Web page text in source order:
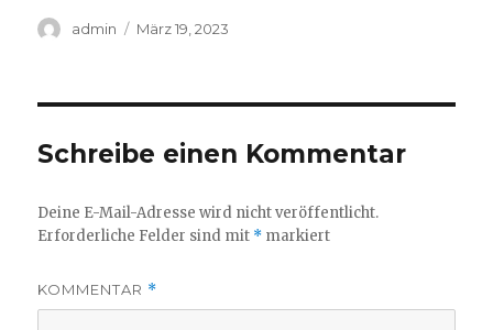
Autor
admin
Veröffentlicht
März 19, 2023
Schreibe einen Kommentar
Deine E-Mail-Adresse wird nicht veröffentlicht.
Erforderliche Felder sind mit * markiert
KOMMENTAR *